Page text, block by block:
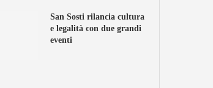
San Sosti rilancia cultura
e legalità con due grandi
eventi